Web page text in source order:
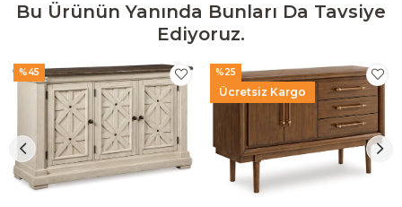
Bu Ürünün Yanında Bunları Da Tavsiye
Ediyoruz.
%45
Ücretsiz Kargo
%25